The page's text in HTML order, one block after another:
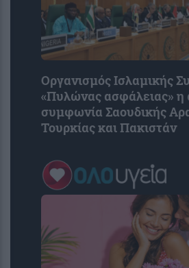
Οργανισμός Ισλαμικής
«Πυλώνας ασφάλειας» η
συμφωνία Σαουδικής
Τουρκίας και Πακιστάν